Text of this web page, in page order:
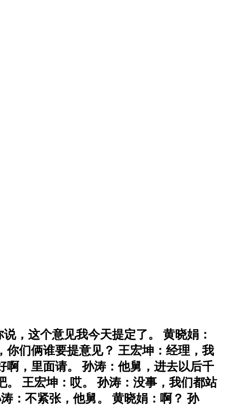
，这个意见我今天提定了。 黄晓娟：
们俩谁要提意见？ 王宏坤：经理，我
，里面请。 孙涛：他舅，进去以后千
王宏坤：哎。 孙涛：没事，我们都站
：不紧张，他舅。 黄晓娟：啊？ 孙